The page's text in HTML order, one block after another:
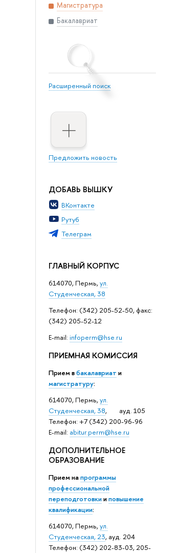
Магистратура
Бакалавриат
Расширенный поиск
Предложить новость
ДОБАВЬ ВЫШКУ
ВКонтакте
Рутуб
Телеграм
ГЛАВНЫЙ КОРПУС
614070, Пермь,ул.
Студенческая, 38
Телефон: (342) 205-52-50, факс:
(342) 205-52-12
Е-mail: infoperm@hse.ru
ПРИЕМНАЯ КОМИССИЯ
Прием вбакалавриат и
магистратуру:
614070, Пермь,ул.
Студенческая, 38, ауд. 105
Телефон: +7 (342) 200-96-96
E-mail: abitur.perm@hse.ru
ДОПОЛНИТЕЛЬНОЕ
ОБРАЗОВАНИЕ
Прием напрограммы
профессиональной
переподготовкииповышение
квалификации:
614070, Пермь,ул.
Студенческая, 23, ауд. 204
Телефон: (342) 202-83-03, 205-